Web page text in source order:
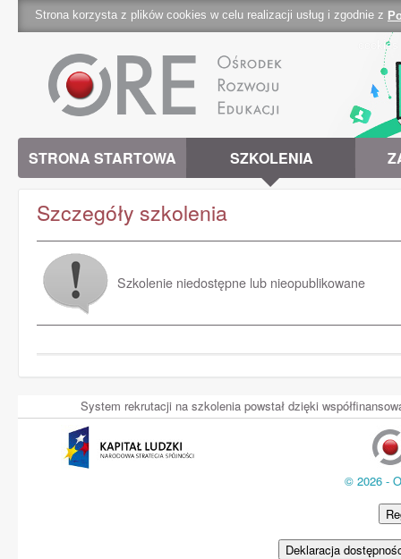
Strona korzysta z plików cookies w celu realizacji usług i zgodnie z
STRONA STARTOWA SZKOLENIA
Szczegóły szkolenia
Szkolenie niedostępne lub nieopublikowane
System rekrutacji na szkolenia powstał dzięki
© 2026 -
Deklaracja